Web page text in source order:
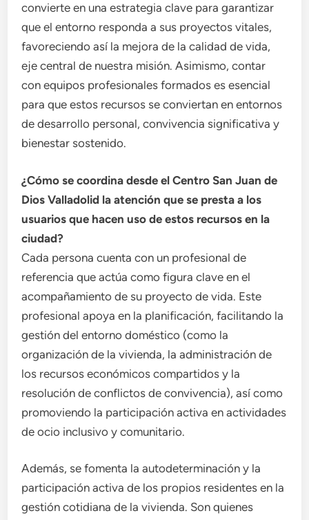
convierte en una estrategia clave para garantizar
que el entorno responda a sus proyectos vitales,
favoreciendo así la mejora de la calidad de vida,
eje central de nuestra misión. Asimismo, contar
con equipos profesionales formados es esencial
para que estos recursos se conviertan en entornos
de desarrollo personal, convivencia significativa y
bienestar sostenido.
¿Cómo se coordina desde el Centro San Juan de
Dios Valladolid la atención que se presta a los
usuarios que hacen uso de estos recursos en la
ciudad?
Cada persona cuenta con un profesional de
referencia que actúa como figura clave en el
acompañamiento de su proyecto de vida. Este
profesional apoya en la planificación, facilitando la
gestión del entorno doméstico (como la
organización de la vivienda, la administración de
los recursos económicos compartidos y la
resolución de conflictos de convivencia), así como
promoviendo la participación activa en actividades
de ocio inclusivo y comunitario.
Además, se fomenta la autodeterminación y la
participación activa de los propios residentes en la
gestión cotidiana de la vivienda. Son quienes